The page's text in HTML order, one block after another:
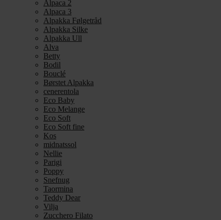
Alpaca 2
Alpaca 3
Alpakka Følgetråd
Alpakka Silke
Alpakka Ull
Alva
Betty
Bodil
Bouclé
Børstet Alpakka
cenerentola
Eco Baby
Eco Melange
Eco Soft
Eco Soft fine
Kos
midnatssol
Nellie
Parigi
Poppy
Snefnug
Taormina
Teddy Dear
Vilja
Zucchero Filato